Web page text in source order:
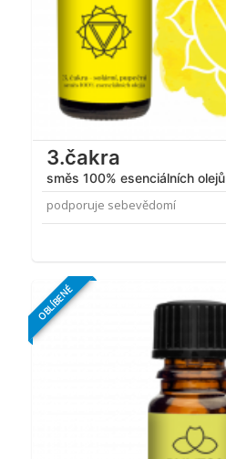
3.čakra
směs 100% esenciálních olejů
podporuje sebevědomí
OBLÍBENÉ